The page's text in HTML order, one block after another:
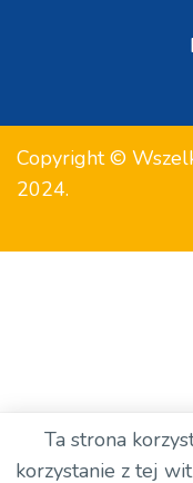
Copyright ©
2024.
Ta strona
korzystanie z tej